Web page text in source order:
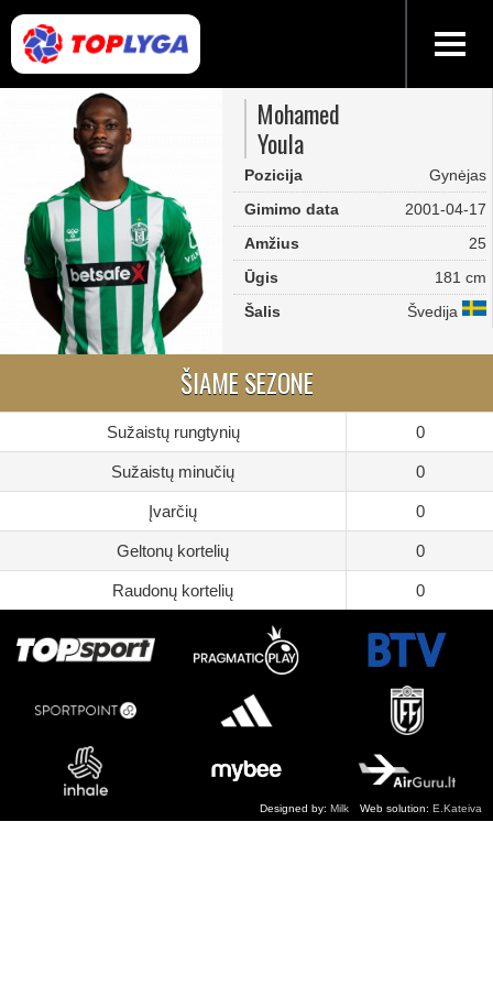
Mohamed
Youla
Pozicija
Gynėjas
Gimimo data
2001-04-17
Amžius
25
Ūgis
181 cm
Šalis
Švedija
ŠIAME SEZONE
Sužaistų rungtynių 0
Sužaistų minučių 0
Įvarčių 0
Geltonų kortelių 0
Raudonų kortelių 0
Web solution: E.Kateiva
Designed by: Milk